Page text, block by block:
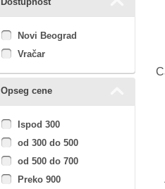
Novi Beograd
Vračar
Opseg cene
Ispod 300
od 300 do 500
od 500 do 700
Preko 900